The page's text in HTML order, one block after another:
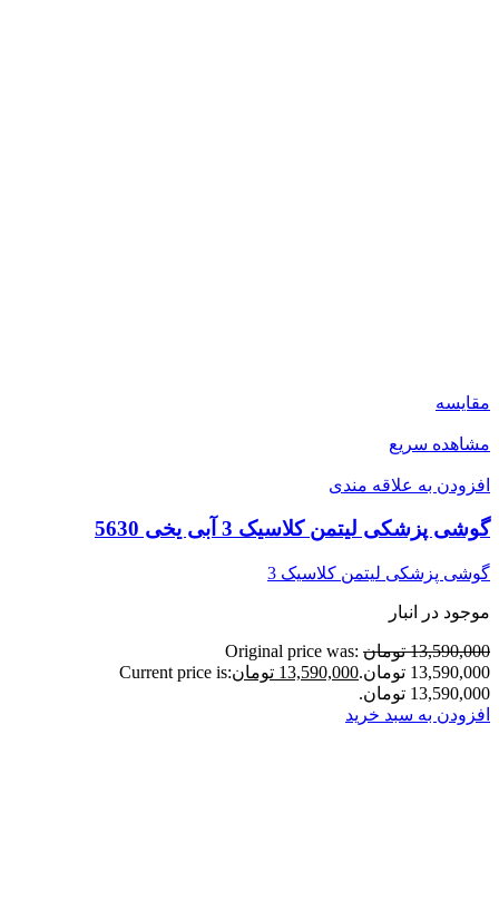
مقایسه
مشاهده سریع
افزودن به علاقه مندی
گوشی پزشکی لیتمن کلاسیک 3 آبی یخی 5630
گوشی پزشکی لیتمن کلاسیک 3
موجود در انبار
13,590,000 تومان
Original price was:
13,590,000 تومان.
13,590,000 تومان
Current price is:
13,590,000 تومان.
افزودن به سبد خرید